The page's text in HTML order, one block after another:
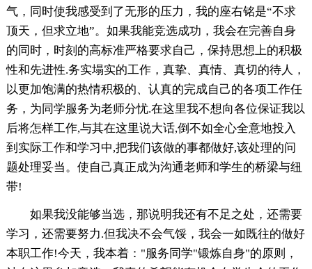
气，同时使我感受到了无形的压力，我的座右铭是“不求
顶天，但求立地”。如果我能竞选成功，我会在完善自身
的同时，时刻的高标准严格要求自己，保持思想上的积极
性和先进性.务实塌实的工作，真挚、真情、真切的待人，
以更加饱满的热情积极的、认真的完成自己的各项工作任
务，为同学服务为老师分忧.在这里我不想向各位保证我以
后将怎样工作,与其在这里说大话,倒不如全心全意地投入
到实际工作和学习中,把我们该做的事都做好,该处理的问
题处理妥当。使自己真正成为沟通老师和学生的桥梁与纽
带!
如果我没能够当选，那说明我还有不足之处，还需要
学习，还需要努力.但我决不会气馁，我会一如既往的做好
本职工作!今天，我本着："服务同学"锻炼自身"的原则，